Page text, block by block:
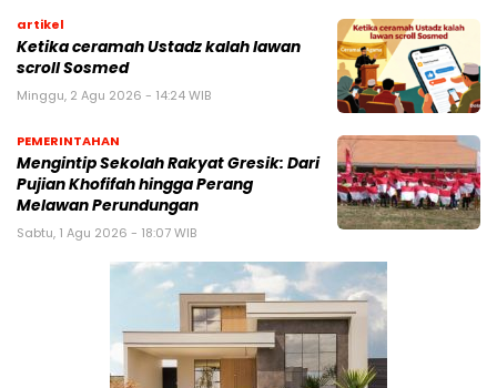
artikel
Ketika ceramah Ustadz kalah lawan
scroll Sosmed
Minggu, 2 Agu 2026 - 14:24 WIB
PEMERINTAHAN
Mengintip Sekolah Rakyat Gresik: Dari
Pujian Khofifah hingga Perang
Melawan Perundungan
Sabtu, 1 Agu 2026 - 18:07 WIB